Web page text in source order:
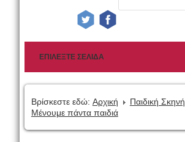
Βρίσκεστε εδώ: Αρχική
Παιδική Σκηνή
Μένουμε πάντα παιδιά